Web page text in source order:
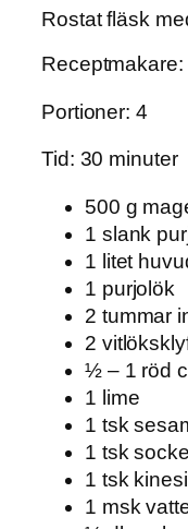
Rostat fläsk
Portioner: 4
Tid: 30 minuter
500 g
1 slank
1 litet
1 purjolök
2 tummar
2
½ – 1 röd
1 lime
1 tsk
1 tsk
1 tsk
1 msk